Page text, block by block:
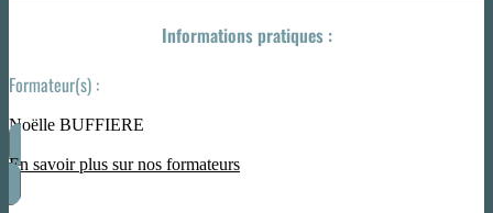
Informations pratiques :
Formateur(s) :
Noëlle BUFFIERE
En savoir plus sur nos formateurs